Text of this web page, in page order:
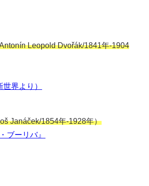
Leopold Dvořák/1841年-1904
界より）
Janáček/1854年-1928年）
ブーリバ』